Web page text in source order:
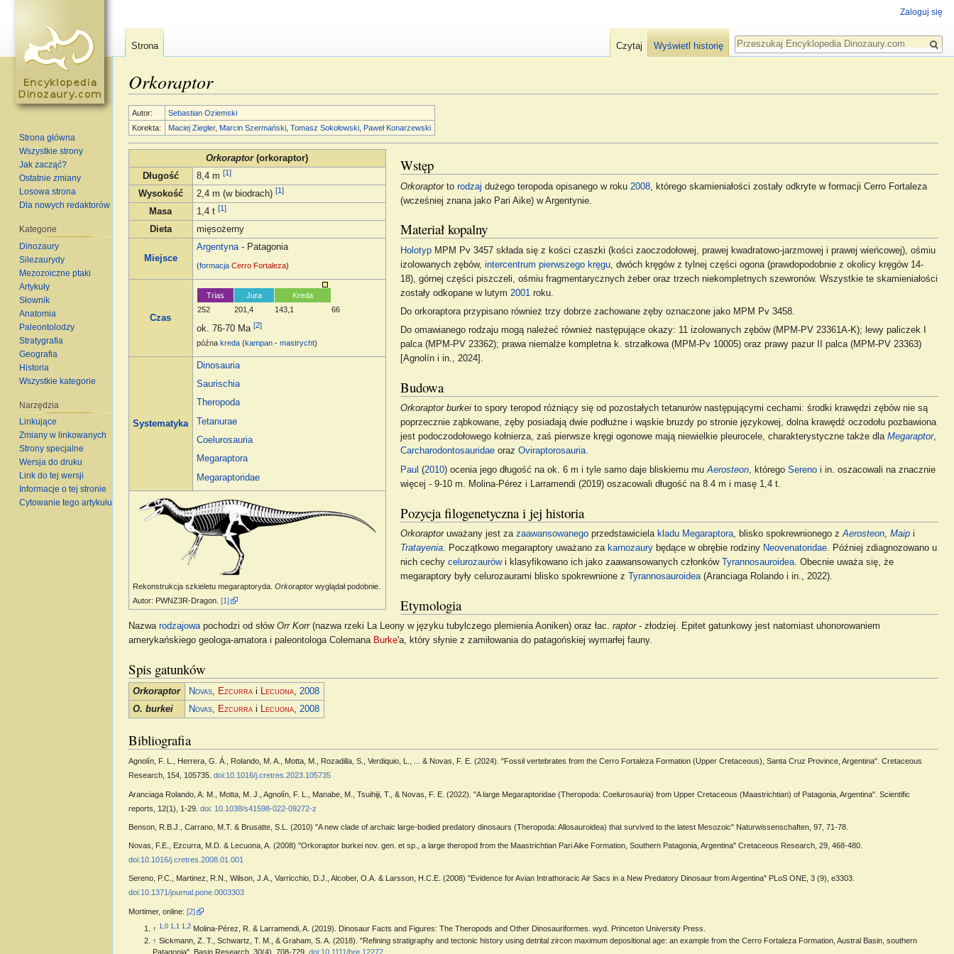
Orkoraptor
Autor:
Sebastian Oziemski
Korekta:
Maciej Ziegler,Marcin Szermański ,Tomasz Sokołowski ,Paweł Konarzewski
Orkoraptor(orkoraptor)
Długość
8,4 m[1]
Wysokość 2,4 m (w biodrach)[1]
Masa 1,4 t[1]
Dieta mięsożerny
Miejsce
Argentyna- Patagonia
(formacja Cerro Fortaleza)
Czas
Trias
252
Jura
201,4
Kreda
143,1
66
ok. 76-70 Ma[2]
późna kreda (kampan -mastrycht)
Systematyka
Dinosauria
Saurischia
Theropoda
Tetanurae
Coelurosauria
Megaraptora
Megaraptoridae
Rekonstrukcja szkieletu megaraptoryda.Orkoraptor wyglądał podobnie.
Autor: PWNZ3R-Dragon.[1]
Wstęp
Orkoraptorto rodzaj dużego teropoda opisanego w roku 2008, którego skamieniałości zostały odkryte w formacji Cerro Fortaleza
(wcześniej znana jako Pari Aike) w Argentynie.
Materiał kopalny
HolotypMPM Pv 3457 składa się z kości czaszki (kości zaoczodołowej, prawej kwadratowo-jarzmowej i prawej wieńcowej), ośmiu
izolowanych zębów, intercentrum pierwszego kręgu, dwóch kręgów z tylnej części ogona (prawdopodobnie z okolicy kręgów 14-
18), górnej części piszczeli, ośmiu fragmentarycznych żeber oraz trzech niekompletnych szewronów. Wszystkie te skamieniałości
zostały odkopane w lutym 2001 roku.
Do orkoraptora przypisano również trzy dobrze zachowane zęby oznaczone jako MPM Pv 3458.
Do omawianego rodzaju mogą należeć również następujące okazy: 11 izolowanych zębów (MPM-PV 23361A-K); lewy paliczek I
palca (MPM-PV 23362); prawa niemalże kompletna k. strzałkowa (MPM-Pv 10005) oraz prawy pazur II palca (MPM-PV 23363)
[Agnolín i in., 2024].
Budowa
Orkoraptor burkeito spory teropod różniący się od pozostałych tetanurów następującymi cechami: środki krawędzi zębów nie są
poprzecznie ząbkowane, zęby posiadają dwie podłużne i wąskie bruzdy po stronie językowej, dolna krawędź oczodołu pozbawiona
jest podoczodołowego kołnierza, zaś pierwsze kręgi ogonowe mają niewielkie pleurocele, charakterystyczne także dla Megaraptor,
Carcharodontosauridaeoraz Oviraptorosauria.
Paul (2010) ocenia jego długość na ok. 6 m i tyle samo daje bliskiemu mu Aerosteon, którego Serenoi in. oszacowali na znacznie
więcej - 9-10 m. Molina-Pérez i Larramendi (2019) oszacowali długość na 8.4 m i masę 1,4 t.
Pozycja filogenetyczna i jej historia
Orkoraptoruważany jest za zaawansowanegoprzedstawiciela kladu Megaraptora, blisko spokrewnionego zAerosteon, Maipi
Tratayenia. Początkowo megaraptory uważano za karnozaurybędące w obrębie rodziny Neovenatoridae. Później zdiagnozowano u
nich cechy celurozaurówi klasyfikowano ich jako zaawansowanych członków Tyrannosauroidea. Obecnie uważa się, że
megaraptory były celurozaurami blisko spokrewnione z
Tyrannosauroidea(Aranciaga Rolando i in., 2022).
Etymologia
Nazwa rodzajowapochodzi od słów Orr Korr(nazwa rzeki La Leony w języku tubylczego plemienia Aoniken) oraz łac. raptor- złodziej. Epitet gatunkowy jest natomiast uhonorowaniem
amerykańskiego geologa-amatora i paleontologa Colemana Burke'a, który słynie z zamiłowania do patagońskiej wymarłej fauny.
Spis gatunków
Orkoraptor Novas, Ezcurra i Lecuona,2008
O. burkei
Novas, Ezcurra i Lecuona,2008
Bibliografia
Agnolín, F. L., Herrera, G. Á., Rolando, M. A., Motta, M., Rozadilla, S., Verdiquio, L., ... & Novas, F. E. (2024). "Fossil vertebrates from the Cerro Fortaleza Formation (Upper Cretaceous), Santa Cruz Province, Argentina". Cretaceous
Research, 154, 105735. doi:10.1016/j.cretres.2023.105735
Aranciaga Rolando, A. M., Motta, M. J., Agnolín, F. L., Manabe, M., Tsuihiji, T., & Novas, F. E. (2022). "A large Megaraptoridae (Theropoda: Coelurosauria) from Upper Cretaceous (Maastrichtian) of Patagonia, Argentina". Scientific
reports, 12(1), 1-29. doi: 10.1038/s41598-022-09272-z
Benson, R.B.J., Carrano, M.T. & Brusatte, S.L. (2010) "A new clade of archaic large-bodied predatory dinosaurs (Theropoda: Allosauroidea) that survived to the latest Mesozoic" Naturwissenschaften, 97, 71-78.
Novas, F.E., Ezcurra, M.D. & Lecuona, A. (2008) "Orkoraptor burkei nov. gen. et sp., a large theropod from the Maastrichtian Pari Aike Formation, Southern Patagonia, Argentina" Cretaceous Research, 29, 468-480.
doi:10.1016/j.cretres.2008.01.001
Sereno, P.C., Martinez, R.N., Wilson, J.A., Varricchio, D.J., Alcober, O.A. & Larsson, H.C.E. (2008) "Evidence for Avian Intrathoracic Air Sacs in a New Predatory Dinosaur from Argentina" PLoS ONE, 3 (9), e3303.
doi:10.1371/journal.pone.0003303
Mortimer, online: [2]
↑ 1,0 1,1 1,2 Molina-Pérez, R. & Larramendi, A. (2019). Dinosaur Facts and Figures: The Theropods and Other Dinosauriformes. wyd. Princeton University Press.
↑ Sickmann, Z. T., Schwartz, T. M., & Graham, S. A. (2018). "Refining stratigraphy and tectonic history using detrital zircon maximum depositional age: an example from the Cerro Fortaleza Formation, Austral Basin, southern
Patagonia". Basin Research, 30(4), 708-729. doi:10.1111/bre.12272
Zaloguj się
Strona Czytaj Wyświetl historię
Szukaj
Strona główna
Wszystkie strony
Jak zacząć?
Ostatnie zmiany
Losowa strona
Dla nowych redaktorów
Kategorie
Dinozaury
Silezaurydy
Mezozoiczne ptaki
Artykuły
Słownik
Anatomia
Paleontolodzy
Stratygrafia
Geografia
Historia
Wszystkie kategorie
Narzędzia
Linkujące
Zmiany w linkowanych
Strony specjalne
Wersja do druku
Link do tej wersji
Informacje o tej stronie
Cytowanie tego artykułu